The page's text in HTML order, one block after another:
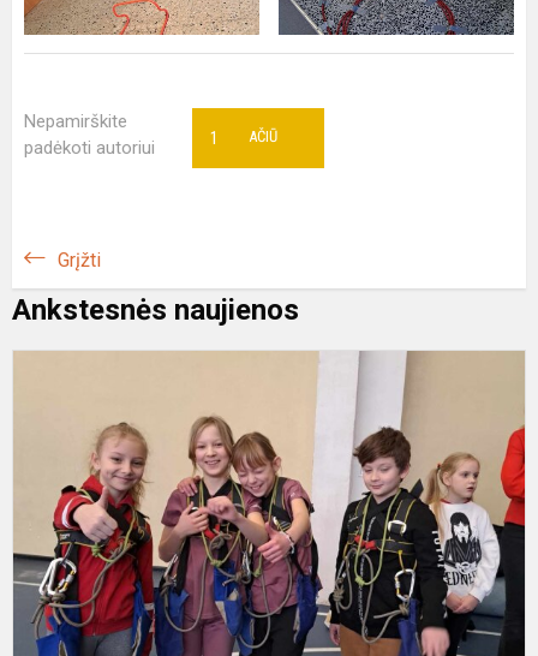
Nepamirškite
padėkoti autoriui
AČIŪ
1
Grįžti
Ankstesnės naujienos